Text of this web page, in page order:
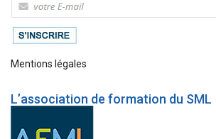
Mentions légales
L’association de formation du SML